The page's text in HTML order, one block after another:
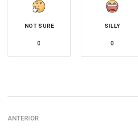
NOT SURE
0
SILLY
0
ANTERIOR